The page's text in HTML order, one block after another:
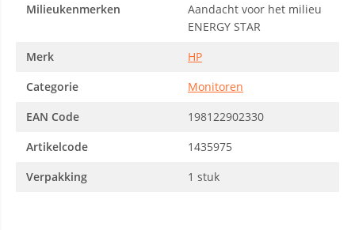
Milieukenmerken
Aandacht voor het milieu
ENERGY STAR
Merk
HP
Categorie
Monitoren
EAN Code
198122902330
Artikelcode
1435975
Verpakking
1 stuk